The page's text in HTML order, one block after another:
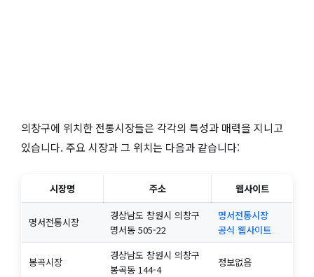
의창구에 위치한 전통시장들은 각각의 특성과 매력을 지니고
있습니다. 주요 시장과 그 위치는 다음과 같습니다:
시장명 주소 웹사이트
명서전통시장
경상남도 창원시 의창구
명서동 505-22
명서전통시장
공식 웹사이트
봉곡시장
경상남도 창원시 의창구
봉곡동 144-4
정보없음